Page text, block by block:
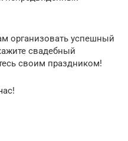
организовать успешный
свадебный
своим праздником!